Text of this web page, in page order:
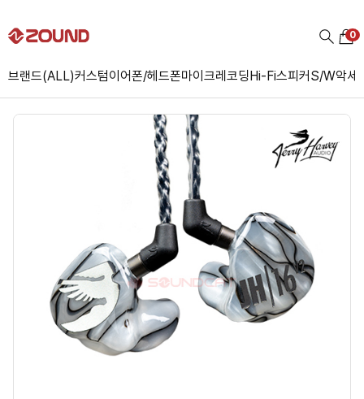
브랜드(ALL)커스텀이어폰/헤드폰마이크레코딩Hi-Fi스피커S/W악세
0